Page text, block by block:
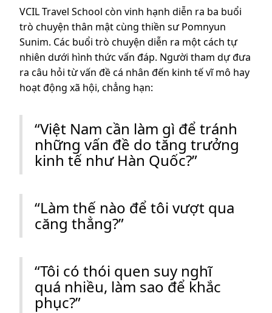
VCIL Travel School còn vinh hạnh diễn ra ba buổi
trò chuyện thân mật cùng thiền sư Pomnyun
Sunim. Các buổi trò chuyện diễn ra một cách tự
nhiên dưới hình thức vấn đáp. Người tham dự đưa
ra câu hỏi từ vấn đề cá nhân đến kinh tế vĩ mô hay
hoạt động xã hội, chẳng hạn:
“Việt Nam cần làm gì để tránh
những vấn đề do tăng trưởng
kinh tế như Hàn Quốc?”
“Làm thế nào để tôi vượt qua
căng thẳng?”
“Tôi có thói quen suy nghĩ
quá nhiều, làm sao để khắc
phục?”